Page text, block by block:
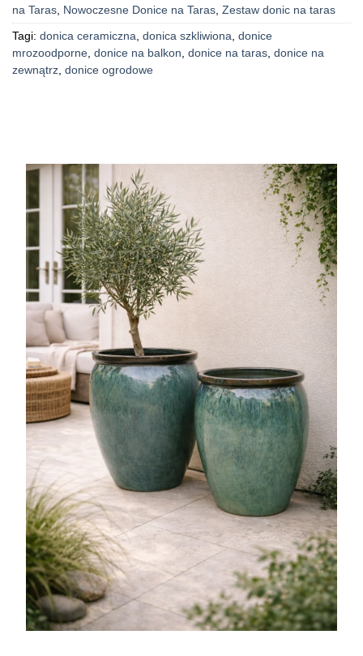
na Taras Nowoczesne Donice na Taras Zestaw donic na taras
Tagi: donica ceramiczna donica szkliwiona donice
mrozoodporne donice na balkon donice na taras donice na
zewnątrz donice ogrodowe